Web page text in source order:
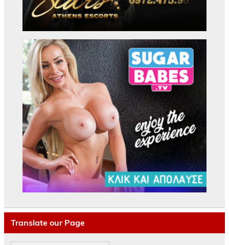
Translate our Page